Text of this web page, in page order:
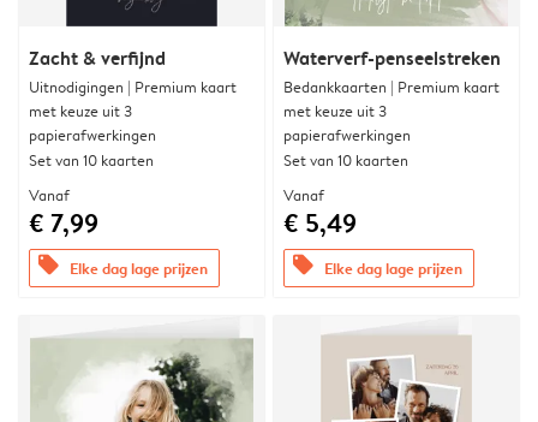
Zacht & verfijnd
Uitnodigingen | Premium kaart
met keuze uit 3
papierafwerkingen
Set van 10 kaarten
Vanaf
€ 7,99
offers Elke dag lage prijzen
Waterverf-penseelstreken
Bedankkaarten | Premium kaart
met keuze uit 3
papierafwerkingen
Set van 10 kaarten
Vanaf
€ 5,49
offers Elke dag lage prijzen